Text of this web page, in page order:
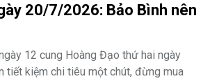
20/7/2026: Bảo Bình nên
12 cung Hoàng Đạo thứ hai ngày
tiết kiệm chi tiêu một chút, đừng mua